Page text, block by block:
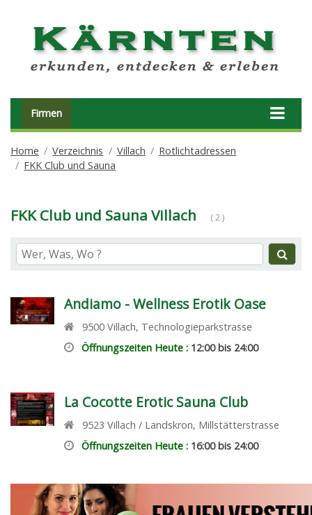
Firmen
Home Verzeichnis Villach
Rotlichtadressen
FKK Club und Sauna
FKK Club und Sauna Villach ( 2 )
Andiamo - Wellness Erotik Oase
9500 Villach, Technologieparkstrasse
Öffnungszeiten Heute : 12:00 bis 24:00
La Cocotte Erotic Sauna Club
9523 Villach / Landskron, Millstätterstrasse
Öffnungszeiten Heute : 16:00 bis 24:00